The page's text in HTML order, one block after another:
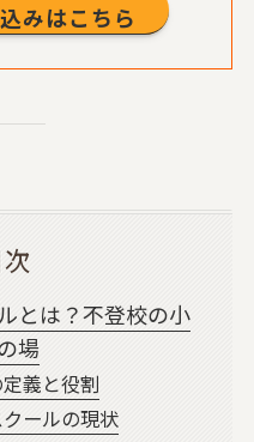
みはこちら
とは？不登校の小
場
義と役割
ールの現状